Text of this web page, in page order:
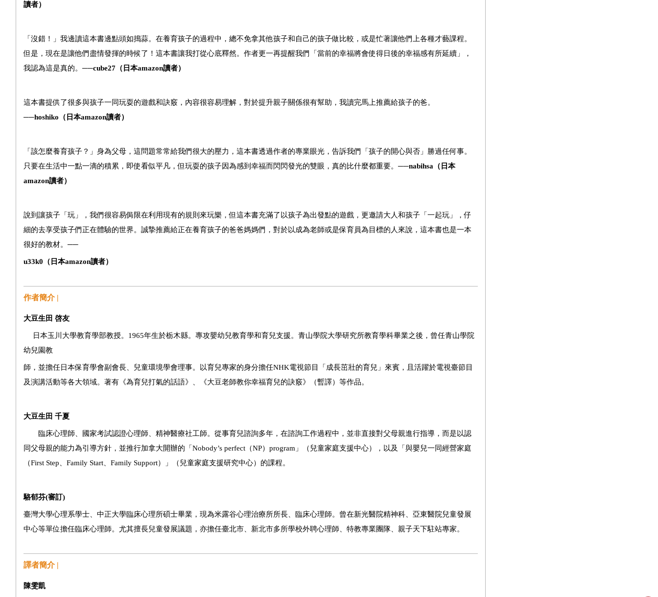
讀者）
「沒錯！」我邊讀這本書邊點頭如搗蒜。在養育孩子的過程中，總不免拿其他孩子和自己的孩子做比較，或是忙著讓他們上各種才藝課程。
但是，現在是讓他們盡情發揮的時候了！這本書讓我打從心底釋然。作者更一再提醒我們「當前的幸福將會使得日後的幸福感有所延續」，
我認為這是真的。──cube27 （日本amazon讀者）
這本書提供了很多與孩子一同玩耍的遊戲和訣竅，內容很容易理解，對於提升親子關係很有幫助，我讀完馬上推薦給孩子的爸。
──hoshiko （日本amazon讀者）
「該怎麼養育孩子？」身為父母，這問題常常給我們很大的壓力，這本書透過作者的專業眼光，告訴我們「孩子的開心與否」勝過任何事。
只要在生活中一點一滴的積累，即使看似平凡，但玩耍的孩子因為感到幸福而閃閃發光的雙眼，真的比什麼都重要。──nabihsa （日本
amazon讀者）
說到讓孩子「玩」，我們很容易侷限在利用現有的規則來玩樂，但這本書充滿了以孩子為出發點的遊戲，更邀請大人和孩子「一起玩」，仔
細的去享受孩子們正在體驗的世界。誠摯推薦給正在養育孩子的爸爸媽媽們，對於以成為老師或是保育員為目標的人來說，這本書也是一本
很好的教材。──
u33k0 （日本amazon讀者）
作者簡介 |
大豆生田 啓友
日本玉川大學教育學部教授。 1965年生於栃木縣。專攻嬰幼兒教育學和育兒支援。青山學院大學研究所教育學科畢業之後，曾任青山學院
幼兒園教
師，並擔任日本保育學會副會長、兒童環境學會理事。以育兒專家的身分擔任NHK電視節目「成長茁壯的育兒」來賓，且活躍於電視臺節目
及演講活動等各大領域。著有《為育兒打氣的話語》、《大豆老師教你幸福育兒的訣竅》（暫譯）等作品。
大豆生田 千夏
臨床心理師、國家考試認證心理師、精神醫療社工師。從事育兒諮詢多年，在諮詢工作過程中，並非直接對父母親進行指導，而是以認
同父母親的能力為引導方針，並推行加拿大開辦的「 Nobody’s perfect （NP） program 」（兒童家庭支援中心），以及「與嬰兒一同經營家庭
（First Step Family Start Family Support）」（兒童家庭支援研究中心）的課程。
駱郁芬(審訂)
臺灣大學心理系學士、中正大學臨床心理所碩士畢業，現為米露谷心理治療所所長、臨床心理師。曾在新光醫院精神科、亞東醫院兒童發展
中心等單位擔任臨床心理師。尤其擅長兒童發展議題，亦擔任臺北市、新北市多所學校外聘心理師、特教專業團隊、親子天下駐站專家。
譯者簡介 |
陳雯凱